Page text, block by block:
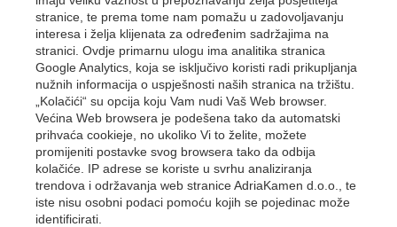
stranice, te prema tome nam pomažu u zadovoljavanju
interesa i želja klijenata za određenim sadržajima na
stranici. Ovdje primarnu ulogu ima analitika stranica
Google Analytics, koja se isključivo koristi radi prikupljanja
nužnih informacija o uspješnosti naših stranica na tržištu.
„Kolačići“ su opcija koju Vam nudi Vaš Web browser.
Većina Web browsera je podešena tako da automatski
prihvaća cookieje, no ukoliko Vi to želite, možete
promijeniti postavke svog browsera tako da odbija
kolačiće. IP adrese se koriste u svrhu analiziranja
trendova i održavanja web stranice AdriaKamen d.o.o., te
iste nisu osobni podaci pomoću kojih se pojedinac može
identificirati.